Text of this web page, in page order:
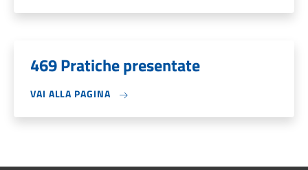
469 Pratiche presentate
VAI ALLA PAGINA